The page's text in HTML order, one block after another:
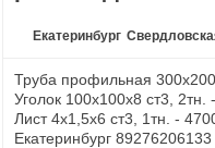
Екатеринбург
Труба профильная
Уголок 100х100х8 ст3,
Лист 4х1,5х6 ст3, 1тн. -
Екатеринбург 89276206133